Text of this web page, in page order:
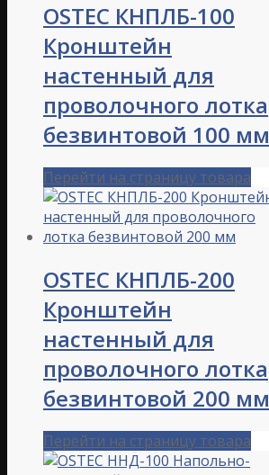
OSTEC КНПЛБ-100
Кронштейн
настенный для
проволочного лотка
безвинтовой 100 мм
Перейти на страницу товара
OSTEC КНПЛБ-200
Кронштейн
настенный для
проволочного лотка
безвинтовой 200 мм
Перейти на страницу товара